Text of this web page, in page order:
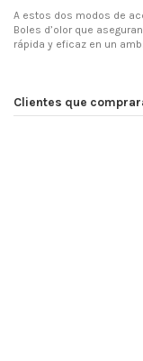
A estos dos modos de
Boles d’olor que
rápida y eficaz en un
Clientes que